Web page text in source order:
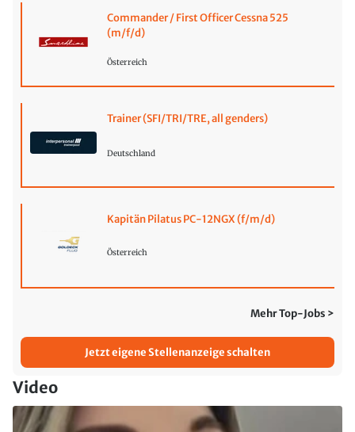
Commander / First Officer Cessna 525
(m/f/d)
Österreich
Trainer (SFI/TRI/TRE, all genders)
Deutschland
Kapitän Pilatus PC-12NGX (f/m/d)
Österreich
Mehr Top-Jobs >
Jetzt eigene Stellenanzeige schalten
Video